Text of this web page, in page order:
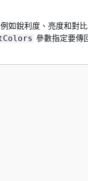
如銳利度、亮度和對
參數指定要傳